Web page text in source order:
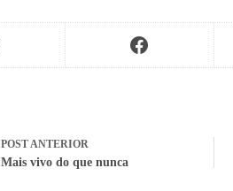
POSTANTERIOR
Mais vivo do que nunca